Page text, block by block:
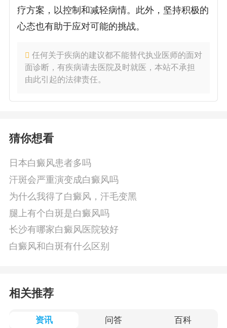
疗方案，以控制和减轻病情。此外，坚持积极的
心态也有助于应对可能的挑战。
任何关于疾病的建议都不能替代执业医师的面对
面诊断，有疾病请去医院及时就医，本站不承担
由此引起的法律责任。
猜你想看
日本白癜风患者多吗
汗斑会严重演变成白癜风吗
为什么我得了白癜风，汗毛变黑
腿上有个白斑是白癜风吗
长沙有哪家白癜风医院较好
白癜风和白斑有什么区别
相关推荐
资讯 问答 百科